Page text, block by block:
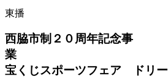
東播
西脇市制２０周年記念事
宝くじスポーツフェア ドリ